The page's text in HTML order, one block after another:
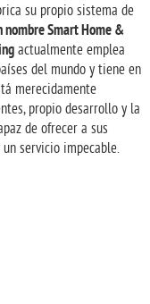
su propio sistema de
nombre Smart Home &
actualmente emplea
del mundo y tiene en
merecidamente
propio desarrollo y la
de ofrecer a sus
servicio impecable.